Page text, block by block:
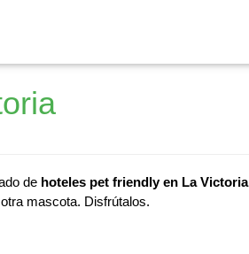
de hoteles pet friendly en La Victoria
mascota. Disfrútalos.